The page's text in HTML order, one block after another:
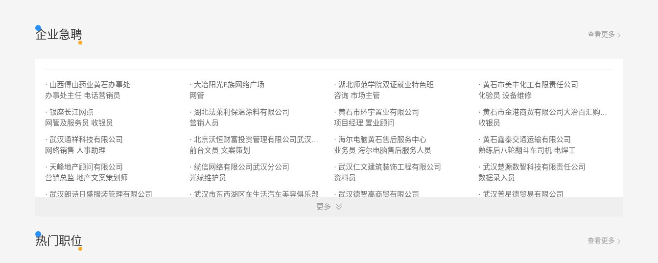
企业急聘 查看更多
· 山西傅山药业黄石办事处
办事处主任 电话营销员
· 大冶阳光E族网络广场
网管
· 湖北师范学院双证就业特色班
咨询 市场主管
· 黄石市美丰化工有限责任公司
化验员 设备维修
· 银座长江网点
网管及服务员 收银员
· 湖北法莱利保温涂料有限公司
营销人员
· 黄石市环宇置业有限公司
项目经理 置业顾问
· 黄石市金港商贸有限公司大冶百汇购物广场
收银员
· 武汉通祥科技有限公司
网络销售 人事助理
· 北京沃恒财富投资管理有限公司武汉分公司
前台文员 文案策划
· 海尔电脑黄石售后服务中心
业务员 海尔电脑售后服务人员
· 黄石鑫泰交通运输有限公司
熟练后八轮翻斗车司机 电焊工
· 天峰地产顾问有限公司
营销总监 地产文案策划师
· 缆信网络有限公司武汉分公司
光缆维护员
· 武汉仁文建筑装饰工程有限公司
资料员
· 武汉楚源数智科技有限责任公司
数据录入员
· 武汉朗诗日盛服装管理有限公司
· 武汉市东西湖区车生活汽车美容俱乐部
· 武汉德智高商贸有限公司
施工监理
· 武汉普星德贸易有限公司
更多
热门职位 查看更多